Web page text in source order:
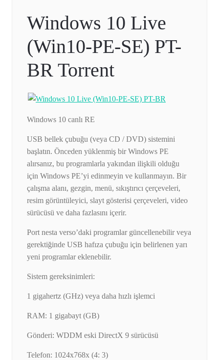
Windows 10 Live
(Win10-PE-SE) PT-
BR Torrent
Windows 10 canlı RE
USB bellek çubuğu (veya CD / DVD) sistemini
başlatın. Önceden yüklenmiş bir Windows PE
alırsanız, bu programlarla yakından ilişkili olduğu
için Windows PE’yi edinmeyin ve kullanmayın. Bir
çalışma alanı, gezgin, menü, sıkıştırıcı çerçeveleri,
resim görüntüleyici, slayt gösterisi çerçeveleri, video
sürücüsü ve daha fazlasını içerir.
Port nesta verso’daki programlar güncellenebilir veya
gerektiğinde USB hafıza çubuğu için belirlenen yarı
yeni programlar eklenebilir.
Sistem gereksinimleri:
1 gigahertz (GHz) veya daha hızlı işlemci
RAM: 1 gigabayt (GB)
Gönderi: WDDM eski DirectX 9 sürücüsü
Telefon: 1024x768x (4: 3)